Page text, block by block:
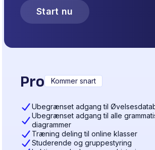
Start nu
Pro Kommer snart
Ubegrænset adgang til
Ubegrænset adgang til alle
diagrammer
Træning deling til online klasser
Studerende og gruppestyring